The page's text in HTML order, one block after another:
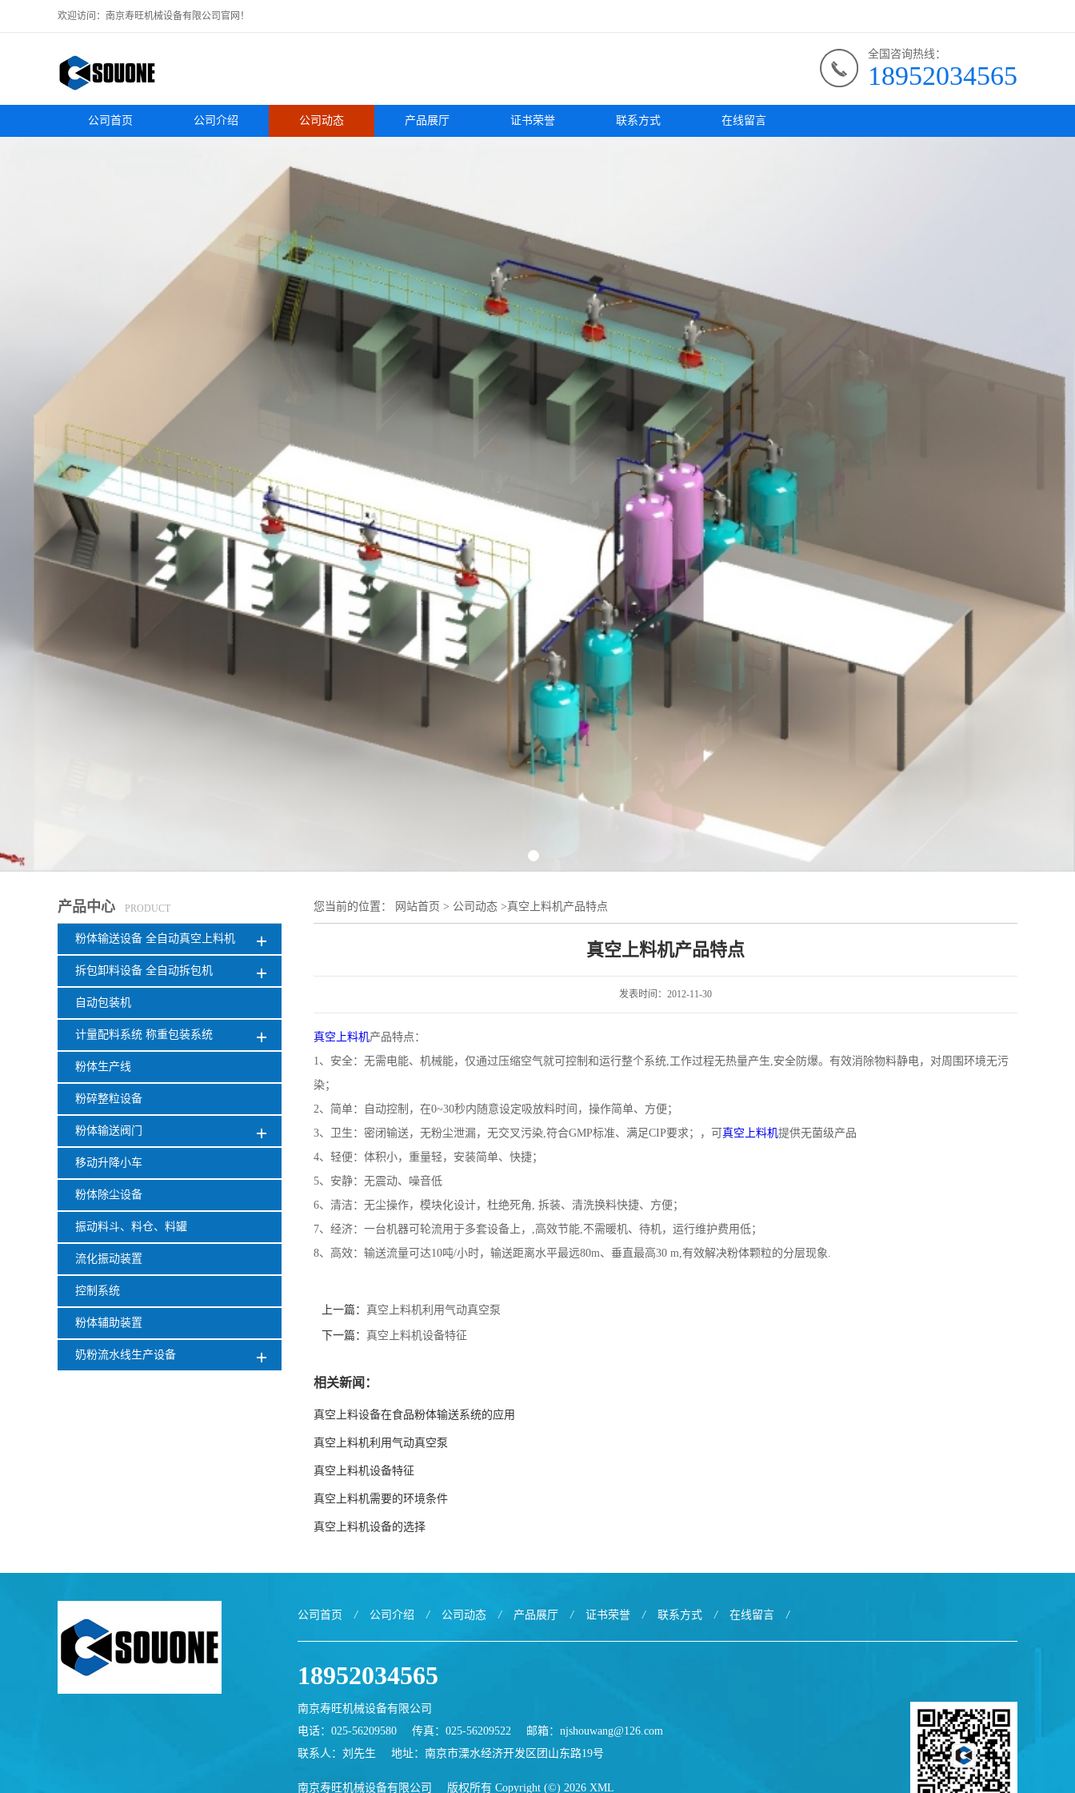
欢迎访问：南京寿旺机械设备有限公司官网！
全国咨询热线：
18952034565
公司首页 公司介绍 公司动态 产品展厅 证书荣誉 联系方式 在线留言
产品中心 PRODUCT
粉体输送设备 全自动真空上料机
拆包卸料设备 全自动拆包机
自动包装机
计量配料系统 称重包装系统
粉体生产线
粉碎整粒设备
粉体输送阀门
移动升降小车
粉体除尘设备
振动料斗、料仓、料罐
流化振动装置
控制系统
粉体辅助装置
奶粉流水线生产设备
您当前的位置： 网站首页 > 公司动态 >真空上料机产品特点
真空上料机产品特点
发表时间：2012-11-30
真空上料机产品特点：
1、安全：无需电能、机械能，仅通过压缩空气就可控制和运行整个系统,工作过程无热量产生,安全防爆。有效消除物料静电，对周围环境无污
染；
2、简单：自动控制，在0~30秒内随意设定吸放料时间，操作简单、方便；
3、卫生：密闭输送，无粉尘泄漏，无交叉污染,符合GMP标准、满足CIP要求；，可 真空上料机提供无菌级产品
4、轻便：体积小，重量轻，安装简单、快捷；
5、安静：无震动、噪音低
6、清洁：无尘操作，模块化设计，杜绝死角, 拆装、清洗换料快捷、方便；
7、经济：一台机器可轮流用于多套设备上，,高效节能,不需暖机、待机，运行维护费用低；
8、高效：输送流量可达10吨/小时，输送距离水平最远80m、垂直最高30 m,有效解决粉体颗粒的分层现象.
上一篇： 真空上料机利用气动真空泵
下一篇： 真空上料机设备特征
相关新闻：
真空上料设备在食品粉体输送系统的应用
真空上料机利用气动真空泵
真空上料机设备特征
真空上料机需要的环境条件
真空上料机设备的选择
公司首页 / 公司介绍 / 公司动态 / 产品展厅 / 证书荣誉 / 联系方式 / 在线留言 /
18952034565
南京寿旺机械设备有限公司
电话：025-56209580
传真：025-56209522 邮箱： njshouwang@126.com
联系人：刘先生
地址：南京市溧水经济开发区团山东路19号
南京寿旺机械设备有限公司 版权所有 Copyright (©) 2026 XML